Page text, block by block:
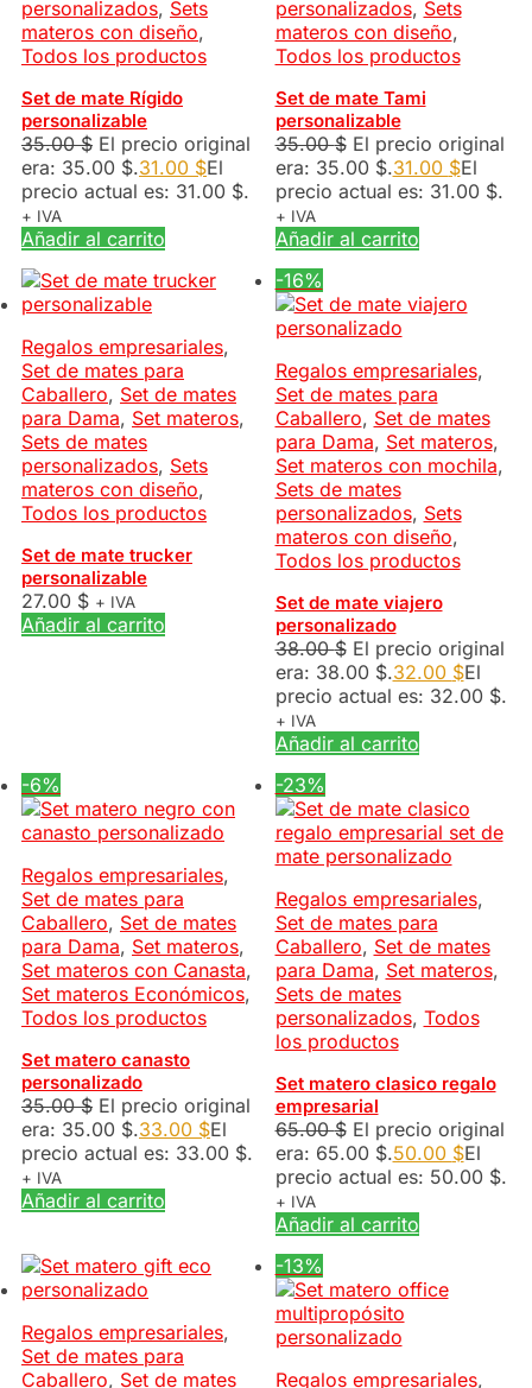
personalizados, Sets
materos con diseño,
Todos los productos
Set de mate Rígido
personalizable
35.00$ El precio original
era: 35.00 $.31.00 $El
precio actual es: 31.00 $.
+ IVA
Añadir al carrito
personalizados, Sets
materos con diseño,
Todos los productos
Set de mate Tami
personalizable
35.00$ El precio original
era: 35.00 $.31.00 $El
precio actual es: 31.00 $.
+ IVA
Añadir al carrito
Regalos empresariales,
Set de mates para
Caballero, Set de mates
para Dama, Set materos,
Sets de mates
personalizados, Sets
materos con diseño,
Todos los productos
Set de mate trucker
personalizable
27.00 $ + IVA
Añadir al carrito
-16%
Regalos empresariales,
Set de mates para
Caballero, Set de mates
para Dama, Set materos,
Set materos con mochila,
Sets de mates
personalizados, Sets
materos con diseño,
Todos los productos
Set de mate viajero
personalizado
38.00$ El precio original
era: 38.00 $.32.00 $El
precio actual es: 32.00 $.
+ IVA
Añadir al carrito
-6%
Regalos empresariales,
Set de mates para
Caballero, Set de mates
para Dama, Set materos,
Set materos con Canasta,
Set materos Económicos,
Todos los productos
Set matero canasto
personalizado
35.00$ El precio original
era: 35.00 $.33.00 $El
precio actual es: 33.00 $.
+ IVA
Añadir al carrito
-23%
Regalos empresariales,
Set de mates para
Caballero, Set de mates
para Dama, Set materos,
Sets de mates
personalizados, Todos
los productos
Set matero clasico regalo
empresarial
65.00$ El precio original
era: 65.00 $.50.00 $El
precio actual es: 50.00 $.
+ IVA
Añadir al carrito
Regalos empresariales,
Set de mates para
Caballero, Set de mates
-13%
Regalos empresariales,